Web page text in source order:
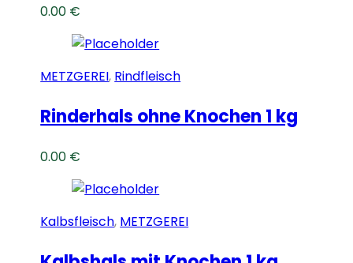
0.00 €
METZGEREI, Rindfleisch
Rinderhals ohne Knochen 1 kg
0.00 €
Kalbsfleisch, METZGEREI